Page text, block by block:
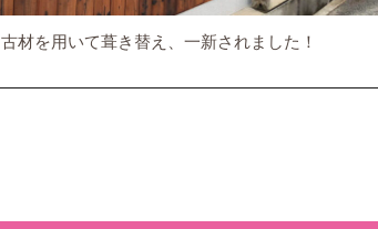
古材を用いて葺き替え、一新されました！